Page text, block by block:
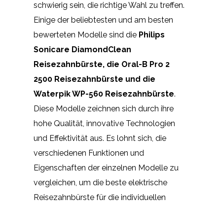
schwierig sein, die richtige Wahl zu treffen.
Einige der beliebtesten und am besten
bewerteten Modelle sind die Philips
Sonicare DiamondClean
Reisezahnbürste, die Oral-B Pro 2
2500 Reisezahnbürste und die
Waterpik WP-560 Reisezahnbürste.
Diese Modelle zeichnen sich durch ihre
hohe Qualität, innovative Technologien
und Effektivität aus. Es lohnt sich, die
verschiedenen Funktionen und
Eigenschaften der einzelnen Modelle zu
vergleichen, um die beste elektrische
Reisezahnbürste für die individuellen